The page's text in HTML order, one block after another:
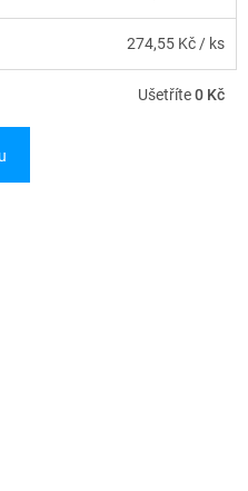
274,55 Kč/ ks
Ušetříte0 Kč